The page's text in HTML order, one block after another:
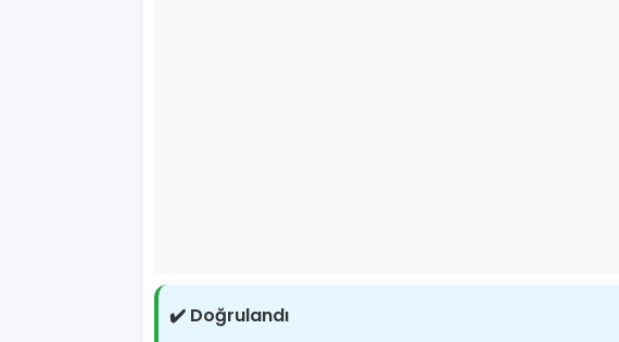
✔️ Doğrulandı